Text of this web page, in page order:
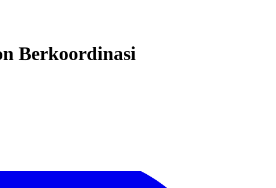
Berkoordinasi